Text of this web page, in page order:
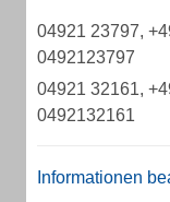
04921 23797,
0492123797
04921 32161,
0492132161
Informationen